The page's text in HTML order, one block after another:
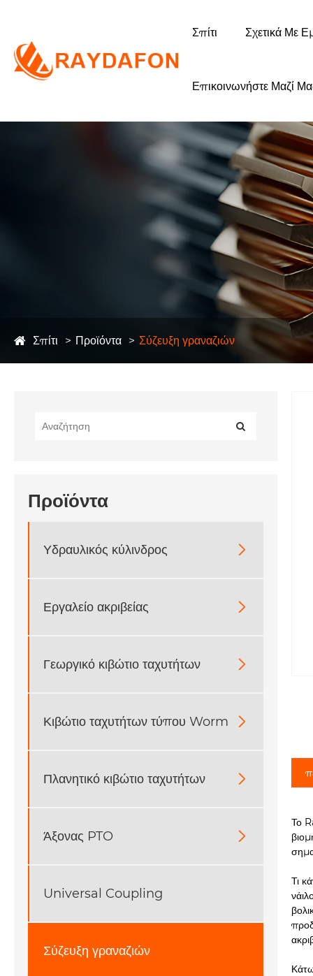
Σπίτι Σχετικά Με
Επικοινωνήστε Μαζί
Σπίτι Προϊόντα Σύζευξη γραναζιών
Προϊόντα
Υδραυλικός κύλινδρος 
Εργαλείο ακριβείας 
Γεωργικό κιβώτιο ταχυτήτων 
Κιβώτιο ταχυτήτων τύπου Worm 
Πλανητικό κιβώτιο ταχυτήτων 
Άξονας PTO 
Universal Coupling
Σύζευξη γραναζιών
Το
Τι